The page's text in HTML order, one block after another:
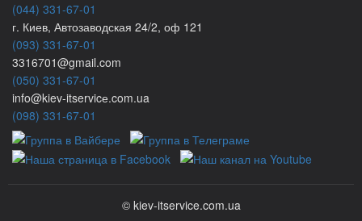
(044) 331-67-01
г. Киев, Автозаводская 24/2, оф 121
(093) 331-67-01
3316701@gmail.com
(050) 331-67-01
info@kiev-itservicе.com.ua
(098) 331-67-01
© kiev-itservice.com.ua